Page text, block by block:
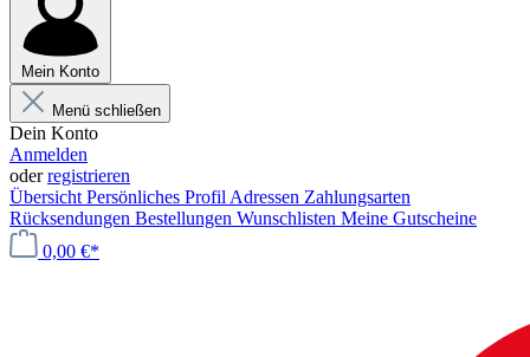
Mein Konto
Menü schließen
Dein Konto
Anmelden
oderregistrieren
Übersicht Persönliches Profil Adressen Zahlungsarten
Rücksendungen Bestellungen Wunschlisten Meine Gutscheine
0,00 €*